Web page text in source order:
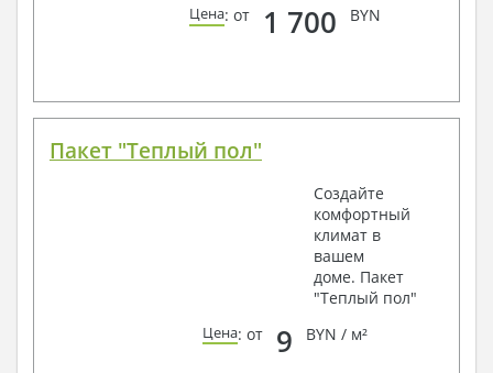
Цена: от 1 700 BYN
Пакет "Теплый пол"
Создайте
комфортный
климат в
вашем
доме. Пакет
"Теплый пол"
Цена: от 9 BYN / м²